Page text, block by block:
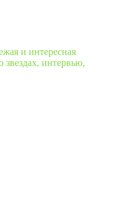
и интересная
интервью,